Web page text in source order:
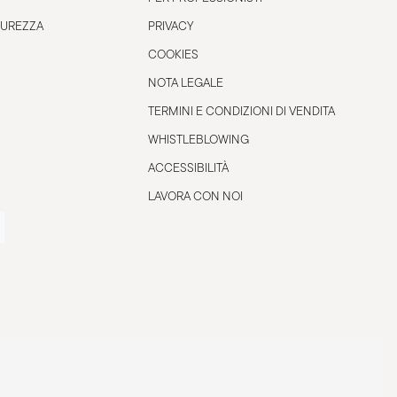
PRIVACY
COOKIES
NOTA LEGALE
TERMINI E CONDIZIONI DI VENDITA
WHISTLEBLOWING
ACCESSIBILITÀ
LAVORA CON NOI